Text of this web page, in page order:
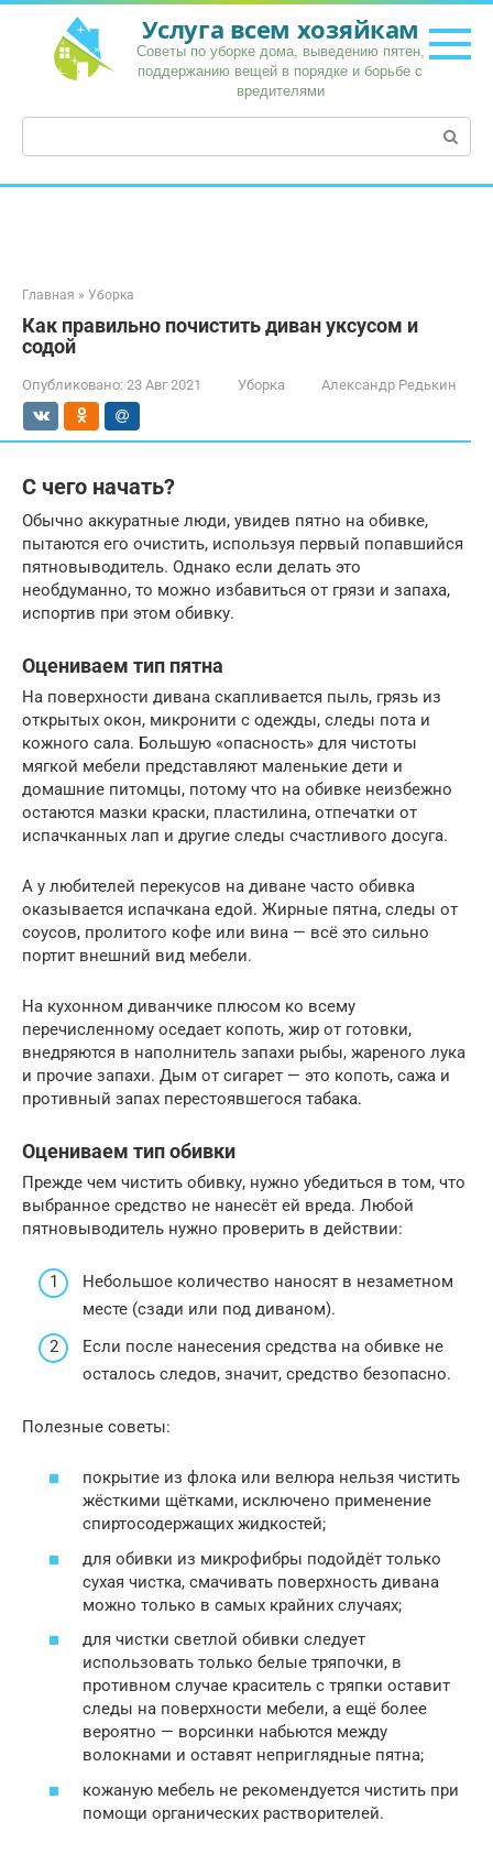
Перейти
контенту
Услуга всем хозяйкам
Советы по уборке дома, выведению пятен,
поддержанию вещей в порядке и борьбе с
вредителями
Поиск:
Главная » Уборка
Как правильно почистить диван уксусом и
содой
Опубликовано: 23 Авг 2021 Уборка Александр Редькин
С чего начать?
Обычно аккуратные люди, увидев пятно на обивке,
пытаются его очистить, используя первый попавшийся
пятновыводитель. Однако если делать это
необдуманно, то можно избавиться от грязи и запаха,
испортив при этом обивку.
Оцениваем тип пятна
На поверхности дивана скапливается пыль, грязь из
открытых окон, микронити с одежды, следы пота и
кожного сала. Большую «опасность» для чистоты
мягкой мебели представляют маленькие дети и
домашние питомцы, потому что на обивке неизбежно
остаются мазки краски, пластилина, отпечатки от
испачканных лап и другие следы счастливого досуга.
А у любителей перекусов на диване часто обивка
оказывается испачкана едой. Жирные пятна, следы от
соусов, пролитого кофе или вина — всё это сильно
портит внешний вид мебели.
На кухонном диванчике плюсом ко всему
перечисленному оседает копоть, жир от готовки,
внедряются в наполнитель запахи рыбы, жареного лука
и прочие запахи. Дым от сигарет — это копоть, сажа и
противный запах перестоявшегося табака.
Оцениваем тип обивки
Прежде чем чистить обивку, нужно убедиться в том, что
выбранное средство не нанесёт ей вреда. Любой
пятновыводитель нужно проверить в действии:
Небольшое количество наносят в незаметном
месте (сзади или под диваном).
Если после нанесения средства на обивке не
осталось следов, значит, средство безопасно.
Полезные советы:
покрытие из флока или велюра нельзя чистить
жёсткими щётками, исключено применение
спиртосодержащих жидкостей;
для обивки из микрофибры подойдёт только
сухая чистка, смачивать поверхность дивана
можно только в самых крайних случаях;
для чистки светлой обивки следует
использовать только белые тряпочки, в
противном случае краситель с тряпки оставит
следы на поверхности мебели, а ещё более
вероятно — ворсинки набьются между
волокнами и оставят неприглядные пятна;
кожаную мебель не рекомендуется чистить при
помощи органических растворителей.